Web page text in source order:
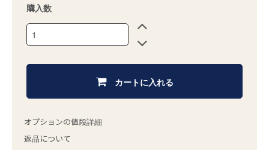
購入数
カートに入れる
オプションの値段詳細
返品について